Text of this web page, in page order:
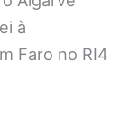
à
Faro no RI4